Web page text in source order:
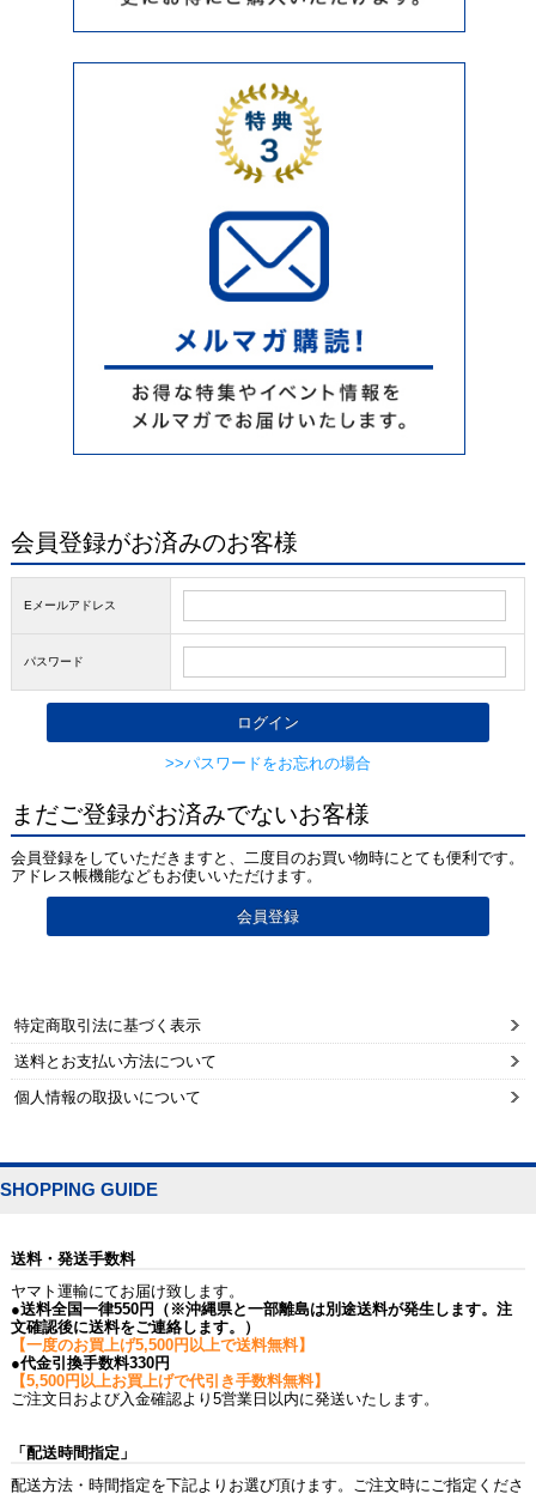
会員登録がお済みのお客様
Eメールアドレス
パスワード
>>パスワードをお忘れの場合
まだご登録がお済みでないお客様
会員登録をしていただきますと、二度目のお買い物時にとても便利です。
アドレス帳機能などもお使いいただけます。
特定商取引法に基づく表示
送料とお支払い方法について
個人情報の取扱いについて
SHOPPING GUIDE
送料・発送手数料
ヤマト運輸にてお届け致します。
●送料全国一律550円（※沖縄県と一部離島は別途送料が発生します。注
文確認後に送料をご連絡します。）
【一度のお買上げ5,500円以上で送料無料】
●代金引換手数料330円
【5,500円以上お買上げで代引き手数料無料】
ご注文日および入金確認より5営業日以内に発送いたします。
「配送時間指定」
配送方法・時間指定を下記よりお選び頂けます。ご注文時にご指定くださ